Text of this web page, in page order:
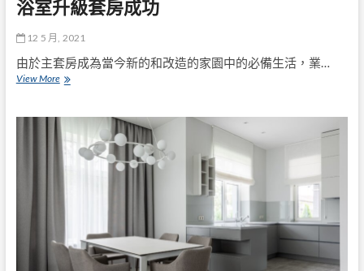
浴室升級套房成功
12 5 月, 2021
由於主套房成為當今新的和改造的家園中的必備生活，業…
View More浴
級
套
房
成